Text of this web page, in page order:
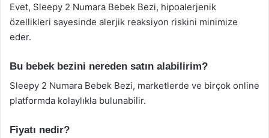
Evet, Sleepy 2 Numara Bebek Bezi, hipoalerjenik
özellikleri sayesinde alerjik reaksiyon riskini minimize
eder.
Bu bebek bezini nereden satın alabilirim?
Sleepy 2 Numara Bebek Bezi, marketlerde ve birçok online
platformda kolaylıkla bulunabilir.
Fiyatı nedir?